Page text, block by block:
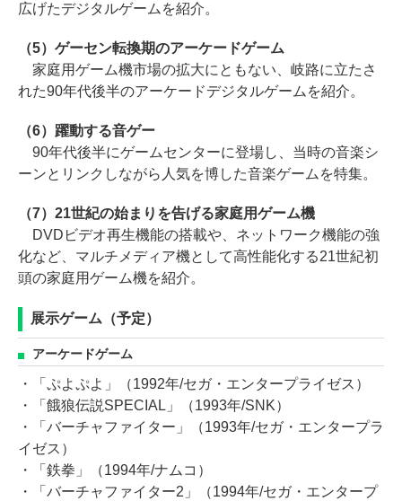
広げたデジタルゲームを紹介。
（5）ゲーセン転換期のアーケードゲーム
家庭用ゲーム機市場の拡大にともない、岐路に立たさ
れた90年代後半のアーケードデジタルゲームを紹介。
（6）躍動する音ゲー
90年代後半にゲームセンターに登場し、当時の音楽シ
ーンとリンクしながら人気を博した音楽ゲームを特集。
（7）21世紀の始まりを告げる家庭用ゲーム機
DVDビデオ再生機能の搭載や、ネットワーク機能の強
化など、マルチメディア機として高性能化する21世紀初
頭の家庭用ゲーム機を紹介。
展示ゲーム（予定）
アーケードゲーム
・「ぷよぷよ」（1992年/セガ・エンタープライゼス）
・「餓狼伝説SPECIAL」（1993年/SNK）
・「バーチャファイター」（1993年/セガ・エンタープラ
イゼス）
・「鉄拳」（1994年/ナムコ）
・「バーチャファイター2」（1994年/セガ・エンタープ